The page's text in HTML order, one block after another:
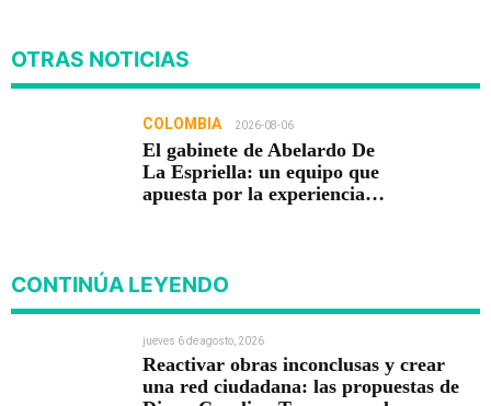
OTRAS NOTICIAS
COLOMBIA 2026-08-06
El gabinete de Abelardo De
La Espriella: un equipo que
apuesta por la experiencia
CONTINÚA LEYENDO
jueves 6 de agosto, 2026
Reactivar obras inconclusas y crear
una red ciudadana: las propuestas de